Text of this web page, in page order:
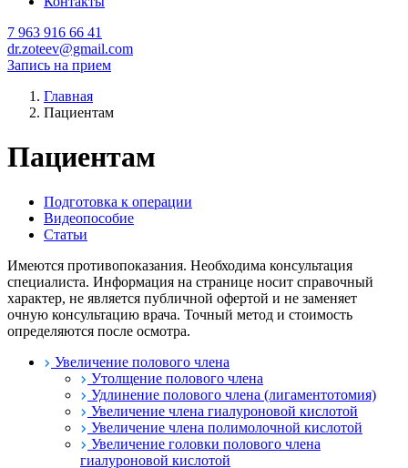
7 963 916 66 41
dr.zoteev@gmail.com
Запись на прием
Главная
Пациентам
Пациентам
Подготовка к операции
Видеопособие
Статьи
Имеются противопоказания. Необходима консультация
специалиста. Информация на странице носит справочный
характер, не является публичной офертой и не заменяет
очную консультацию врача. Точный метод и стоимость
определяются после осмотра.
Увеличение полового члена
Утолщение полового члена
Удлинение полового члена (лигаментотомия)
Увеличение члена гиалуроновой кислотой
Увеличение члена полимолочной кислотой
Увеличение головки полового члена
гиалуроновой кислотой